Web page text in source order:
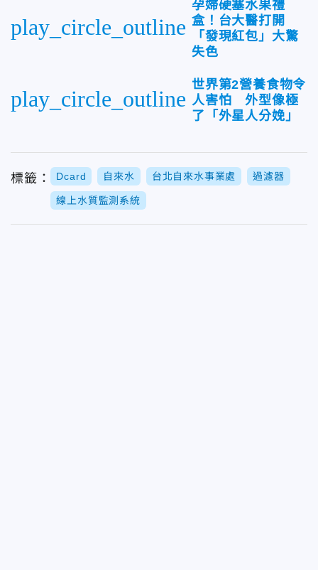
play_circle_outline
孕婦硬塞水果禮
盒！台大醫打開
「發現紅包」大驚
失色
play_circle_outline
世界第2營養食物令
人害怕 外型像極
了「外星人分娩」
標籤： Dcard 自來水 台北自來水事業處 過濾器
線上水質監測系統